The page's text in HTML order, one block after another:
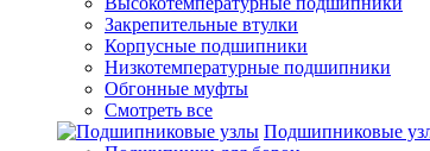
Закрепительные втулки
Корпусные подшипники
Низкотемпературные подшипники
Обгонные муфты
Смотреть все
Подшипниковые